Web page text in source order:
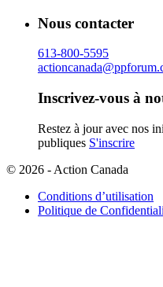
Nous contacter
613-800-5595
Inscrivez-vous à
Restez à jour avec nos
publiques S'inscrire
© 2026 - Action Canada
Conditions d’utilisation
Politique de